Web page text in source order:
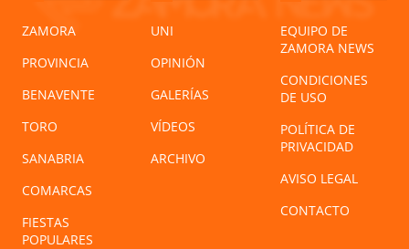
ZAMORA
PROVINCIA
BENAVENTE
TORO
SANABRIA
COMARCAS
FIESTAS
POPULARES
UNI
OPINIÓN
GALERÍAS
VÍDEOS
ARCHIVO
EQUIPO DE
ZAMORA NEWS
CONDICIONES
DE USO
POLÍTICA DE
PRIVACIDAD
AVISO LEGAL
CONTACTO